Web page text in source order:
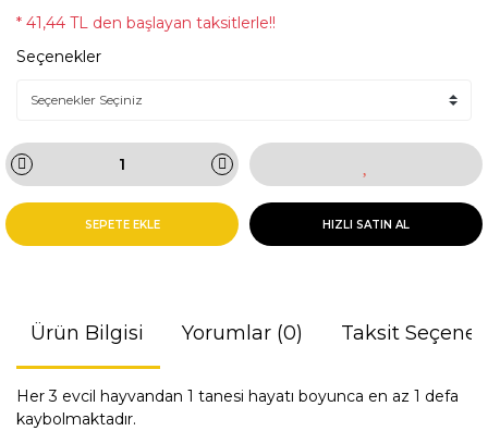
* 41,44 TL den başlayan taksitlerle!!
Seçenekler
SEPETE EKLE HIZLI SATIN AL
Ürün Bilgisi Yorumlar (0) Taksit
Her 3 evcil hayvandan 1 tanesi hayatı boyunca en az 1 defa
kaybolmaktadır.